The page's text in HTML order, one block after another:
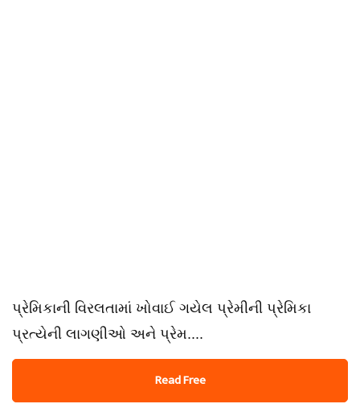
પ્રેમિકાની વિરલતામાં ખોવાઈ ગયેલ પ્રેમીની પ્રેમિકા
પ્રત્યેની લાગણીઓ અને પ્રેમ....
Read Free